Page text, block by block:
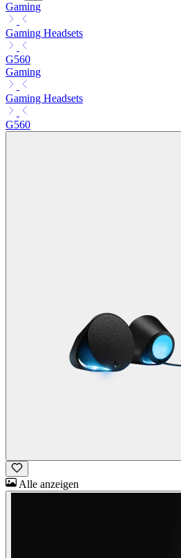
Gaming
Gaming Headsets
G560
Gaming
Gaming Headsets
G560
Alle anzeigen